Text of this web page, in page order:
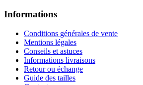
Informations
Conditions générales de vente
Mentions légales
Conseils et astuces
Informations livraisons
Retour ou échange
Guide des tailles